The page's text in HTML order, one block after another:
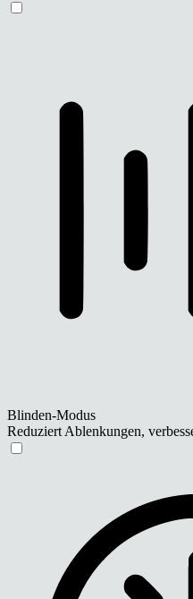
Blinden-Modus
Reduziert Ablenkungen,